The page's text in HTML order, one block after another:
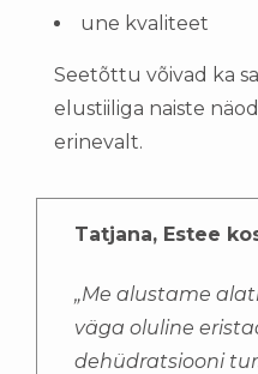
une kvaliteet
Seetõttu võivad ka
elustiiliga naiste
erinevalt.
Tatjana, Estee
„Me alustame
väga oluline
dehüdratsiooni